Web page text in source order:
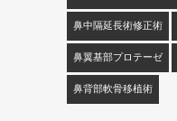
鼻中隔延長術修正術
鼻翼基部プロテーゼ
鼻背部軟骨移植術